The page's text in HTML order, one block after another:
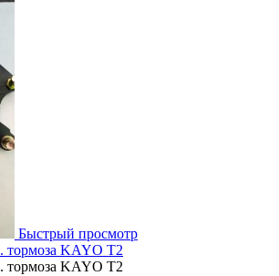
Быстрый просмотр
тормоза KAYO T2
тормоза KAYO T2